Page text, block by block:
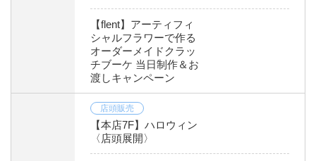
【flent】アーティフィ
シャルフラワーで作る
オーダーメイドクラッ
チブーケ 当日制作＆お
渡しキャンペーン
店頭販売
【本店7F】ハロウィン
〈店頭展開〉